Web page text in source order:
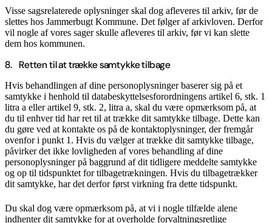
Visse sagsrelaterede oplysninger skal dog afleveres til arkiv, før de
slettes hos Jammerbugt Kommune. Det følger af arkivloven. Derfor
vil nogle af vores sager skulle afleveres til arkiv, før vi kan slette
dem hos kommunen.
8. Retten til at trække samtykke tilbage
Hvis behandlingen af dine personoplysninger baserer sig på et
samtykke i henhold til databeskyttelsesforordningens artikel 6, stk. 1
litra a eller artikel 9, stk. 2, litra a, skal du være opmærksom på, at
du til enhver tid har ret til at trække dit samtykke tilbage. Dette kan
du gøre ved at kontakte os på de kontaktoplysninger, der fremgår
ovenfor i punkt 1. Hvis du vælger at trække dit samtykke tilbage,
påvirker det ikke lovligheden af vores behandling af dine
personoplysninger på baggrund af dit tidligere meddelte samtykke
og op til tidspunktet for tilbagetrækningen. Hvis du tilbagetrækker
dit samtykke, har det derfor først virkning fra dette tidspunkt.
Du skal dog være opmærksom på, at vi i nogle tilfælde alene
indhenter dit samtykke for at overholde forvaltningsretlige